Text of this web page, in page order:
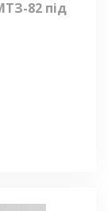
82 під